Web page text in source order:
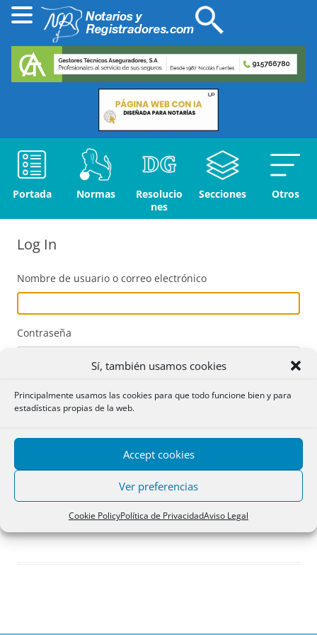
Sí, también usamos cookies
Principalmente usamos las cookies para que todo funcione bien y para
estadísticas propias de la web.
Accept cookies
Ver preferencias
Cookie PolicyPolítica de PrivacidadAviso Legal
Portada Normas
Resolucio
nes
Secciones Otros
Log In
Nombre de usuario o correo electrónico
Contraseña
Acceder
Registro
¿Has olvidado tu contraseña?